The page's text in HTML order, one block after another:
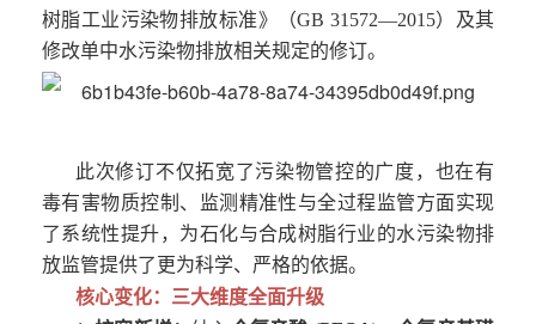
树脂工业污染物排放标准》（GB 31572—2015）及其
修改单中水污染物排放相关规定的修订。
此次修订不仅拓宽了污染物管控的广度，也在有
毒有害物质控制、监测精准性与全过程监管方面实现
了系统性提升，为石化与合成树脂行业的水污染物排
放监管提供了更为科学、严格的依据。
核心变化：三大维度全面升级